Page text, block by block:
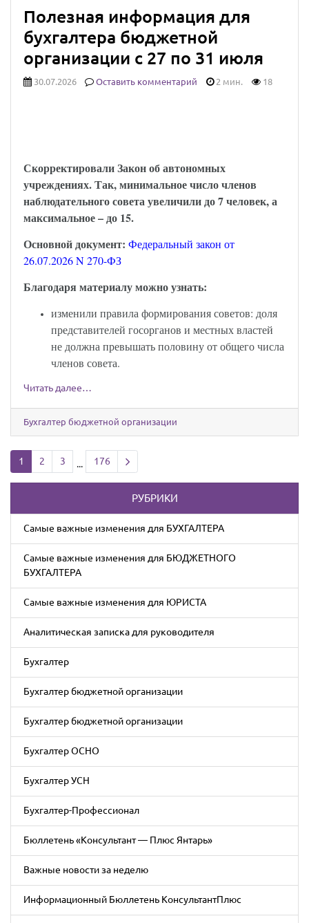
Полезная информация для
бухгалтера бюджетной
организации с 27 по 31 июля
30.07.2026 Оставить комментарий 2 мин. 18
Скорректировали Закон об автономных
учреждениях. Так, минимальное число членов
наблюдательного совета увеличили до 7 человек, а
максимальное – до 15.
Основной документ: Федеральный закон от
26.07.2026 N 270-ФЗ
Благодаря материалу можно узнать:
изменили правила формирования советов: доля
представителей госорганов и местных властей
не должна превышать половину от общего числа
членов совета.
Читать далее…
Бухгалтер бюджетной организации
1 2 3 ... 176 Next page
РУБРИКИ
Cамые важные изменения для БУХГАЛТЕРА
Cамые важные изменения для БЮДЖЕТНОГО
БУХГАЛТЕРА
Cамые важные изменения для ЮРИСТА
Аналитическая записка для руководителя
Бухгалтер
Бухгалтер бюджетной организации
Бухгалтер бюджетной организации
Бухгалтер ОСНО
Бухгалтер УСН
Бухгалтер-Профессионал
Бюллетень «Консультант — Плюс Янтарь»
Важные новости за неделю
Информационный Бюллетень КонсультантПлюс